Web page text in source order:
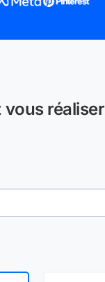
vous